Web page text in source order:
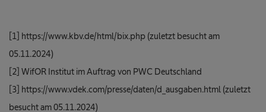
[1] https://www.kbv.de/html/bix.php (zuletzt besucht am
05.11.2024)
[2] WifOR Institut im Auftrag von PWC Deutschland
[3] https://www.vdek.com/presse/daten/d_ausgaben.html (zuletzt
besucht am 05.11.2024)